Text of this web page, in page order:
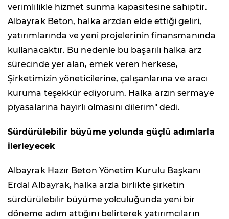
verimlilikle hizmet sunma kapasitesine sahiptir.
Albayrak Beton, halka arzdan elde ettiği geliri,
yatırımlarında ve yeni projelerinin finansmanında
kullanacaktır. Bu nedenle bu başarılı halka arz
sürecinde yer alan, emek veren herkese,
Şirketimizin yöneticilerine, çalışanlarına ve aracı
kuruma teşekkür ediyorum. Halka arzın sermaye
piyasalarına hayırlı olmasını dilerim" dedi.
Sürdürülebilir büyüme yolunda güçlü adımlarla
ilerleyecek
Albayrak Hazır Beton Yönetim Kurulu Başkanı
Erdal Albayrak, halka arzla birlikte şirketin
sürdürülebilir büyüme yolculuğunda yeni bir
döneme adım attığını belirterek yatırımcıların